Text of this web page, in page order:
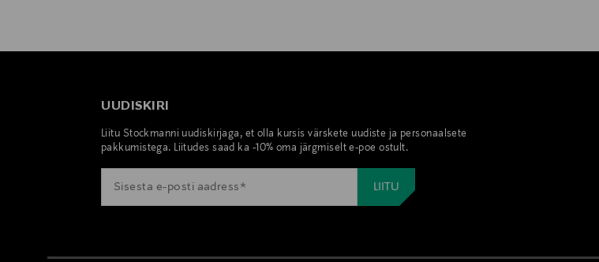
UUDISKIRI
Liitu Stockmanni uudiskirjaga, et olla kursis värskete uudiste ja personaalsete
pakkumistega. Liitudes saad ka -10% oma järgmiselt e-poe ostult.